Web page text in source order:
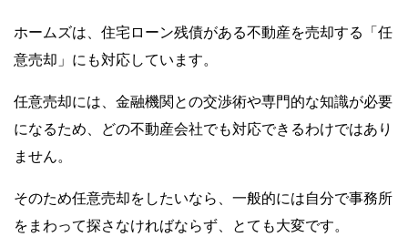
ホームズは、住宅ローン残債がある不動産を売却する「任
意売却」にも対応しています。
任意売却には、金融機関との交渉術や専門的な知識が必要
になるため、どの不動産会社でも対応できるわけではあり
ません。
そのため任意売却をしたいなら、一般的には自分で事務所
をまわって探さなければならず、とても大変です。